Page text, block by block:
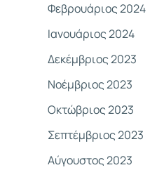
Φεβρουάριος 2024
Ιανουάριος 2024
Δεκέμβριος 2023
Νοέμβριος 2023
Οκτώβριος 2023
Σεπτέμβριος 2023
Αύγουστος 2023